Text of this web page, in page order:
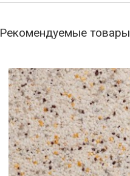
Рекомендуемые товары